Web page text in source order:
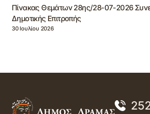
Πίνακας Θεμάτων 28ης/28-07-2026
Δημοτικής Επιτροπής
30 Ιουλίου 2026